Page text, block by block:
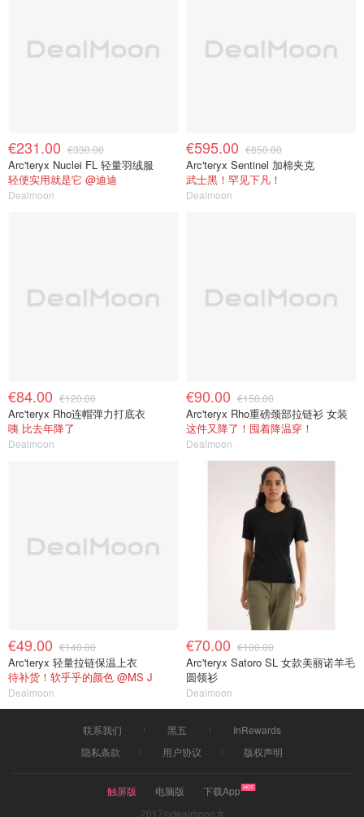
€231.00 €330.00
Arc'teryx Nuclei FL 轻量羽绒服
轻便实用就是它 @迪迪
Dealmoon
€595.00 €850.00
Arc'teryx Sentinel 加棉夹克
武士黑！罕见下凡！
Dealmoon
€84.00 €120.00
Arc'teryx Rho连帽弹力打底衣
咦 比去年降了
Dealmoon
€90.00 €150.00
Arc'teryx Rho重磅颈部拉链衫 女装
这件又降了！囤着降温穿！
Dealmoon
€49.00 €140.00
Arc'teryx 轻量拉链保温上衣
待补货！软乎乎的颜色 @MS J
Dealmoon
€70.00 €100.00
Arc'teryx Satoro SL 女款美丽诺羊毛
圆领衫
Dealmoon
联系我们 黑五
InRewards
隐私条款
用户协议 版权声明
触屏版 电脑版
下载App
2017©dealmoon.fr